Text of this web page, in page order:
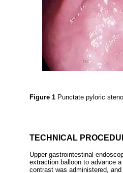
Figure 1 Punctate pyloric
TECHNICAL
Upper gastrointestinal
extraction balloon to advance
contrast was administered,